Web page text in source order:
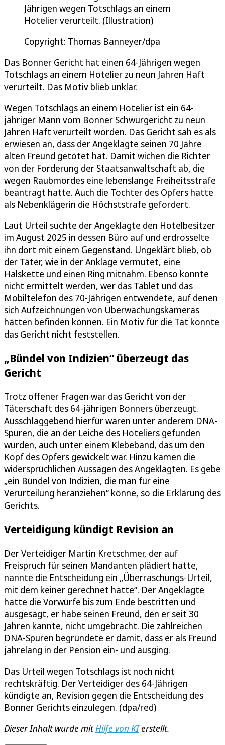
Jährigen wegen Totschlags an einem
Hotelier verurteilt. (Illustration)
Copyright: Thomas Banneyer/dpa
Das Bonner Gericht hat einen 64-Jährigen wegen
Totschlags an einem Hotelier zu neun Jahren Haft
verurteilt. Das Motiv blieb unklar.
Wegen Totschlags an einem Hotelier ist ein 64-
jähriger Mann vom Bonner Schwurgericht zu neun
Jahren Haft verurteilt worden. Das Gericht sah es als
erwiesen an, dass der Angeklagte seinen 70 Jahre
alten Freund getötet hat. Damit wichen die Richter
von der Forderung der Staatsanwaltschaft ab, die
wegen Raubmordes eine lebenslange Freiheitsstrafe
beantragt hatte. Auch die Tochter des Opfers hatte
als Nebenklägerin die Höchststrafe gefordert.
Laut Urteil suchte der Angeklagte den Hotelbesitzer
im August 2025 in dessen Büro auf und erdrosselte
ihn dort mit einem Gegenstand. Ungeklärt blieb, ob
der Täter, wie in der Anklage vermutet, eine
Halskette und einen Ring mitnahm. Ebenso konnte
nicht ermittelt werden, wer das Tablet und das
Mobiltelefon des 70-Jährigen entwendete, auf denen
sich Aufzeichnungen von Überwachungskameras
hätten befinden können. Ein Motiv für die Tat konnte
das Gericht nicht feststellen.
„Bündel von Indizien“ überzeugt das
Gericht
Trotz offener Fragen war das Gericht von der
Täterschaft des 64-jährigen Bonners überzeugt.
Ausschlaggebend hierfür waren unter anderem DNA-
Spuren, die an der Leiche des Hoteliers gefunden
wurden, auch unter einem Klebeband, das um den
Kopf des Opfers gewickelt war. Hinzu kamen die
widersprüchlichen Aussagen des Angeklagten. Es gebe
„ein Bündel von Indizien, die man für eine
Verurteilung heranziehen“ könne, so die Erklärung des
Gerichts.
Verteidigung kündigt Revision an
Der Verteidiger Martin Kretschmer, der auf
Freispruch für seinen Mandanten plädiert hatte,
nannte die Entscheidung ein „Überraschungs-Urteil,
mit dem keiner gerechnet hatte“. Der Angeklagte
hatte die Vorwürfe bis zum Ende bestritten und
ausgesagt, er habe seinen Freund, den er seit 30
Jahren kannte, nicht umgebracht. Die zahlreichen
DNA-Spuren begründete er damit, dass er als Freund
jahrelang in der Pension ein- und ausging.
Das Urteil wegen Totschlags ist noch nicht
rechtskräftig. Der Verteidiger des 64-Jährigen
kündigte an, Revision gegen die Entscheidung des
Bonner Gerichts einzulegen. (dpa/red)
Dieser Inhalt wurde mitHilfe von KIerstellt.